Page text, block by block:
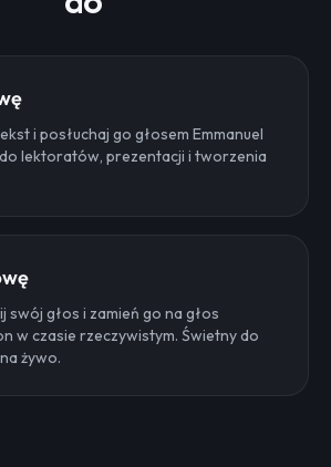
i posłuchaj go głosem Emmanuel
lektoratów, prezentacji i tworzenia
swój głos i zamień go na głos
w czasie rzeczywistym. Świetny do
żywo.